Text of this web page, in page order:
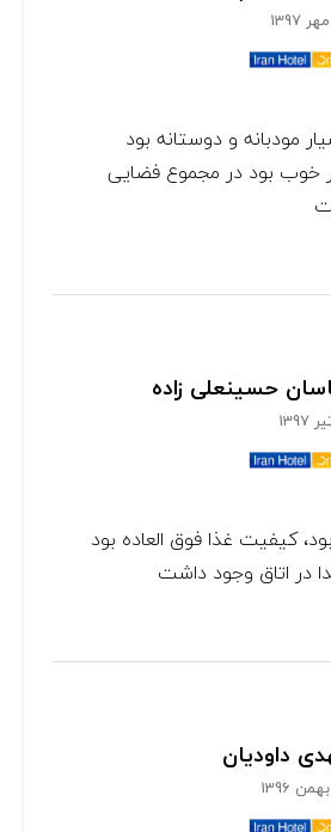
مودبانه و دوستانه بود
خوب بود در مجموع فضایی
حسینعلی زاده
کیفیت غذا فوق العاده بود
در اتاق وجود داشت
داودیان